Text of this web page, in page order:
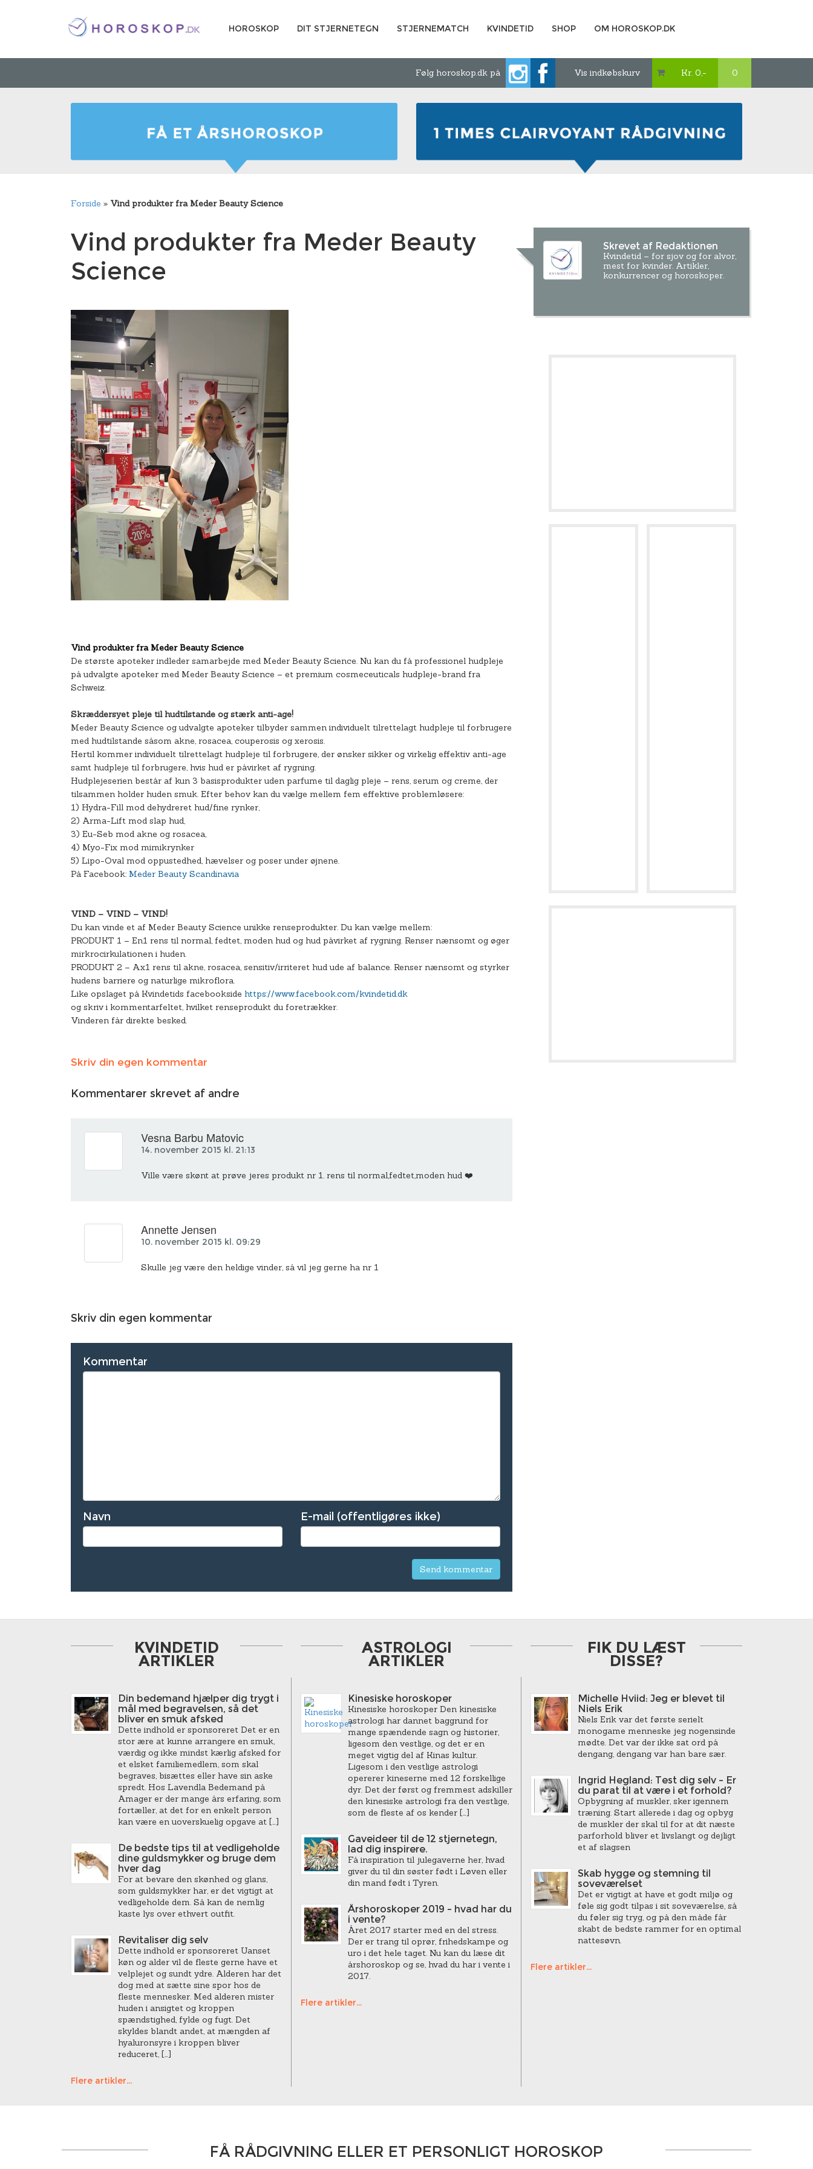
HOROSKOP DIT STJERNETEGN STJERNEMATCH KVINDETID SHOP OM HOROSKOP.DK
Følg horoskop.dk på Vis indkøbskurv  Kr. 0,- 0
Forside » Vind produkter fra Meder Beauty Science
Skrevet af Redaktionen
Kvindetid – for sjov og for alvor,
mest for kvinder. Artikler,
konkurrencer og horoskoper.
Vind produkter fra Meder Beauty
Science
Vind produkter fra Meder Beauty Science
De største apoteker indleder samarbejde med Meder Beauty Science. Nu kan du få professionel hudpleje
på udvalgte apoteker med Meder Beauty Science – et premium cosmeceuticals hudpleje-brand fra
Schweiz.
Skræddersyet pleje til hudtilstande og stærk anti-age!
Meder Beauty Science og udvalgte apoteker tilbyder sammen individuelt tilrettelagt hudpleje til forbrugere
med hudtilstande såsom akne, rosacea, couperosis og xerosis.
Hertil kommer individuelt tilrettelagt hudpleje til forbrugere, der ønsker sikker og virkelig effektiv anti-age
samt hudpleje til forbrugere, hvis hud er påvirket af rygning.
Hudplejeserien består af kun 3 basisprodukter uden parfume til daglig pleje – rens, serum og creme, der
tilsammen holder huden smuk. Efter behov kan du vælge mellem fem effektive problemløsere:
1) Hydra-Fill mod dehydreret hud/fine rynker,
2) Arma-Lift mod slap hud,
3) Eu-Seb mod akne og rosacea,
4) Myo-Fix mod mimikrynker
5) Lipo-Oval mod oppustedhed, hævelser og poser under øjnene.
På Facebook: Meder Beauty Scandinavia
VIND – VIND – VIND!
Du kan vinde et af Meder Beauty Science unikke renseprodukter. Du kan vælge mellem:
PRODUKT 1 – En1 rens til normal, fedtet, moden hud og hud påvirket af rygning. Renser nænsomt og øger
mirkrocirkulationen i huden.
PRODUKT 2 – Ax1 rens til akne, rosacea, sensitiv/irriteret hud ude af balance. Renser nænsomt og styrker
hudens barriere og naturlige mikroflora.
Like opslaget på Kvindetids facebookside https://www.facebook.com/kvindetid.dk
og skriv i kommentarfeltet, hvilket renseprodukt du foretrækker.
Vinderen får direkte besked.
Skriv din egen kommentar
Kommentarer skrevet af andre
Vesna Barbu Matovic
14. november 2015 kl. 21:13
Ville være skønt at prøve jeres produkt nr 1. rens til normal,fedtet,moden hud ❤️
Annette Jensen
10. november 2015 kl. 09:29
Skulle jeg være den heldige vinder, så vil jeg gerne ha nr 1
Skriv din egen kommentar
Kommentar
Navn E-mail (offentligøres ikke)
KVINDETID
ARTIKLER
Din bedemand hjælper dig trygt i
mål med begravelsen, så det
bliver en smuk afsked
Dette indhold er sponsoreret Det er en
stor ære at kunne arrangere en smuk,
værdig og ikke mindst kærlig afsked for
et elsket familiemedlem, som skal
begraves, bisættes eller have sin aske
spredt. Hos Lavendla Bedemand på
Amager er der mange års erfaring, som
fortæller, at det for en enkelt person
kan være en uoverskuelig opgave at […]
De bedste tips til at vedligeholde
dine guldsmykker og bruge dem
hver dag
For at bevare den skønhed og glans,
som guldsmykker har, er det vigtigt at
vedligeholde dem. Så kan de nemlig
kaste lys over ethvert outfit.
Revitaliser dig selv
Dette indhold er sponsoreret Uanset
køn og alder vil de fleste gerne have et
velplejet og sundt ydre. Alderen har det
dog med at sætte sine spor hos de
fleste mennesker. Med alderen mister
huden i ansigtet og kroppen
spændstighed, fylde og fugt. Det
skyldes blandt andet, at mængden af
hyaluronsyre i kroppen bliver
reduceret, […]
Flere artikler...
ASTROLOGI
ARTIKLER
Kinesiske horoskoper
Kinesiske horoskoper Den kinesiske
astrologi har dannet baggrund for
mange spændende sagn og historier,
ligesom den vestlige, og det er en
meget vigtig del af Kinas kultur.
Ligesom i den vestlige astrologi
opererer kineserne med 12 forskellige
dyr. Det der først og fremmest adskiller
den kinesiske astrologi fra den vestlige,
som de fleste af os kender […]
Gaveideer til de 12 stjernetegn,
lad dig inspirere.
Få inspiration til julegaverne her, hvad
giver du til din søster født i Løven eller
din mand født i Tyren.
Årshoroskoper 2019 – hvad har du
i vente?
Året 2017 starter med en del stress.
Der er trang til oprør, frihedskampe og
uro i det hele taget. Nu kan du læse dit
årshoroskop og se, hvad du har i vente i
2017.
Flere artikler...
FIK DU LÆST
DISSE?
Michelle Hviid: Jeg er blevet til
Niels Erik
Niels Erik var det første serielt
monogame menneske jeg nogensinde
mødte. Det var der ikke sat ord på
dengang, dengang var han bare sær.
Ingrid Hegland: Test dig selv – Er
du parat til at være i et forhold?
Opbygning af muskler, sker igennem
træning. Start allerede i dag og opbyg
de muskler der skal til for at dit næste
parforhold bliver et livslangt og dejligt
et af slagsen
Skab hygge og stemning til
soveværelset
Det er vigtigt at have et godt miljø og
føle sig godt tilpas i sit soveværelse, så
du føler sig tryg, og på den måde får
skabt de bedste rammer for en optimal
nattesøvn.
Flere artikler...
FÅ RÅDGIVNING ELLER ET PERSONLIGT HOROSKOP